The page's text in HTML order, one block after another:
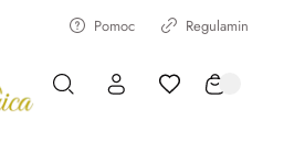
Pomoc Regulamin